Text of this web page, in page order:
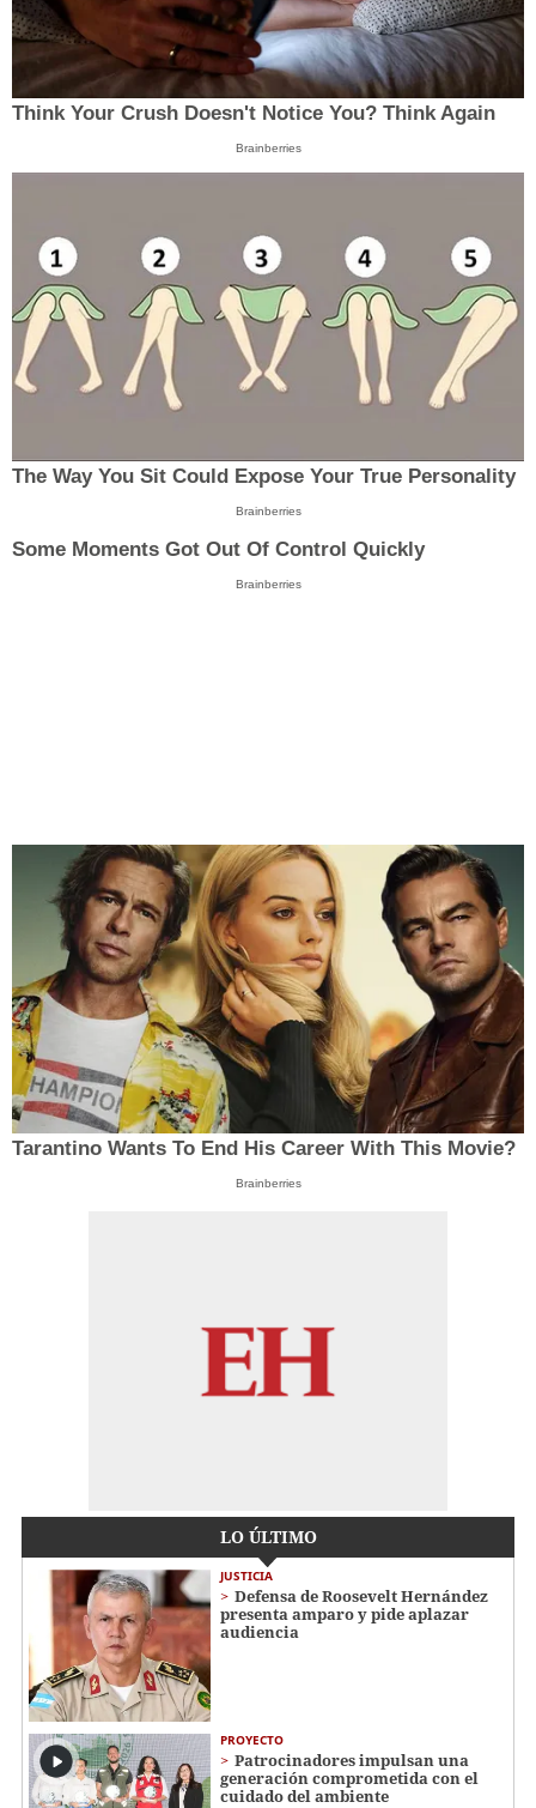
Think Your Crush Doesn't Notice You? Think Again
Brainberries
The Way You Sit Could Expose Your True Personality
Brainberries
Some Moments Got Out Of Control Quickly
Brainberries
Tarantino Wants To End His Career With This Movie?
Brainberries
LO ÚLTIMO
JUSTICIA
Defensa de Roosevelt Hernández
presenta amparo y pide aplazar
audiencia
PROYECTO
Patrocinadores impulsan una
generación comprometida con el
cuidado del ambiente